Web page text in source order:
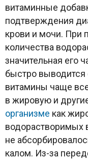
витаминные
подтверждения
крови и мочи. При
количества
значительная его
быстро
витамины чаще
в жировую и
организме как
водорастворимых
не
калом. Из-за